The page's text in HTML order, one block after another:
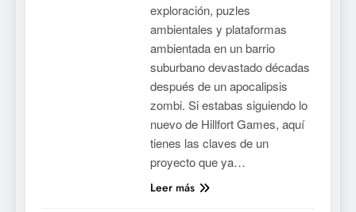
exploración, puzles
ambientales y plataformas
ambientada en un barrio
suburbano devastado décadas
después de un apocalipsis
zombi. Si estabas siguiendo lo
nuevo de Hillfort Games, aquí
tienes las claves de un
proyecto que ya…
Leer más